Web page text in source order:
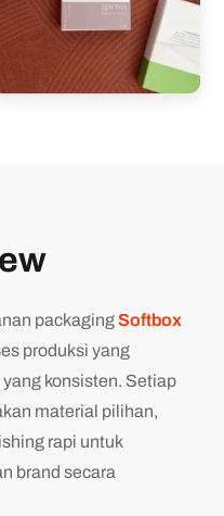
packagingSoftbox
produksi yang
konsisten. Setiap
material pilihan,
rapi untuk
brand secara